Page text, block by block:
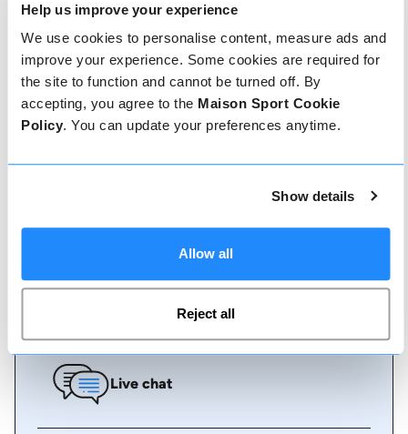
Help us improve your experience
We use cookies to personalise content, measure ads and
improve your experience. Some cookies are required for
the site to function and cannot be turned off. By
accepting, you agree to the Maison Sport Cookie
Policy. You can update your preferences anytime.
Show details
Allow all
Reject all
Comment réserver
Réserver avec nous ne pourrait pas être plus
simple, notre équipe amicale et experte est
toujours prête à vous aider - réservez
instantanément en ligne ou parlez à notre équipe
Appelez-nous
Live chat